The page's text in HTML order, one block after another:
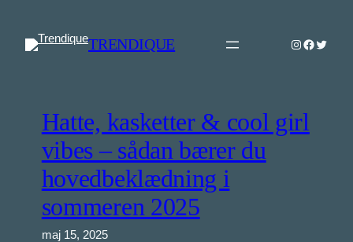
indhold
TRENDIQUE Instagram
Twitter
Hatte, kasketter & cool girl
vibes – sådan bærer du
hovedbeklædning i
sommeren 2025
maj 15, 2025